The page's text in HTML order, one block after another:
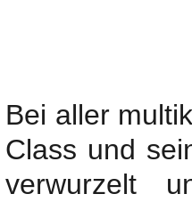
Bei aller
Class und
verwurzelt